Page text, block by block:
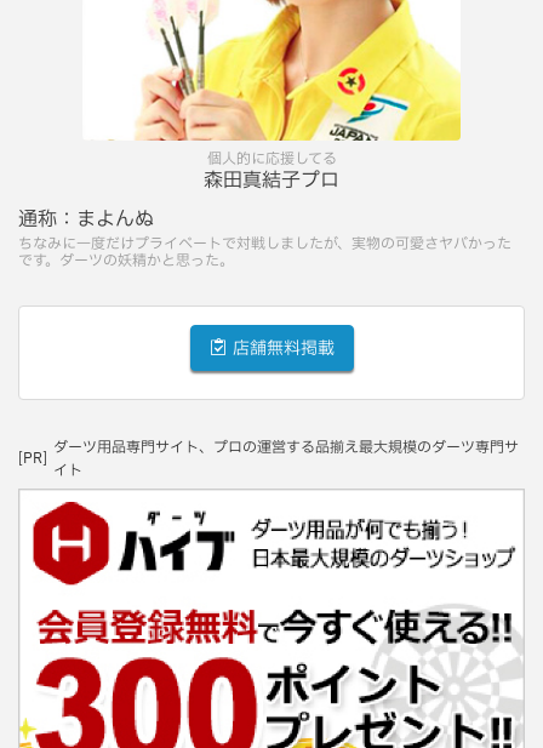
個人的に応援してる
森田真結子プロ
通称： まよんぬ
ちなみに一度だけプライベートで対戦しましたが、実物の可愛さヤバかった
です。ダーツの妖精かと思った。
店舗無料掲載
[PR]
ダーツ用品専門サイト、プロの運営する品揃え最大規模のダーツ専門サ
イト